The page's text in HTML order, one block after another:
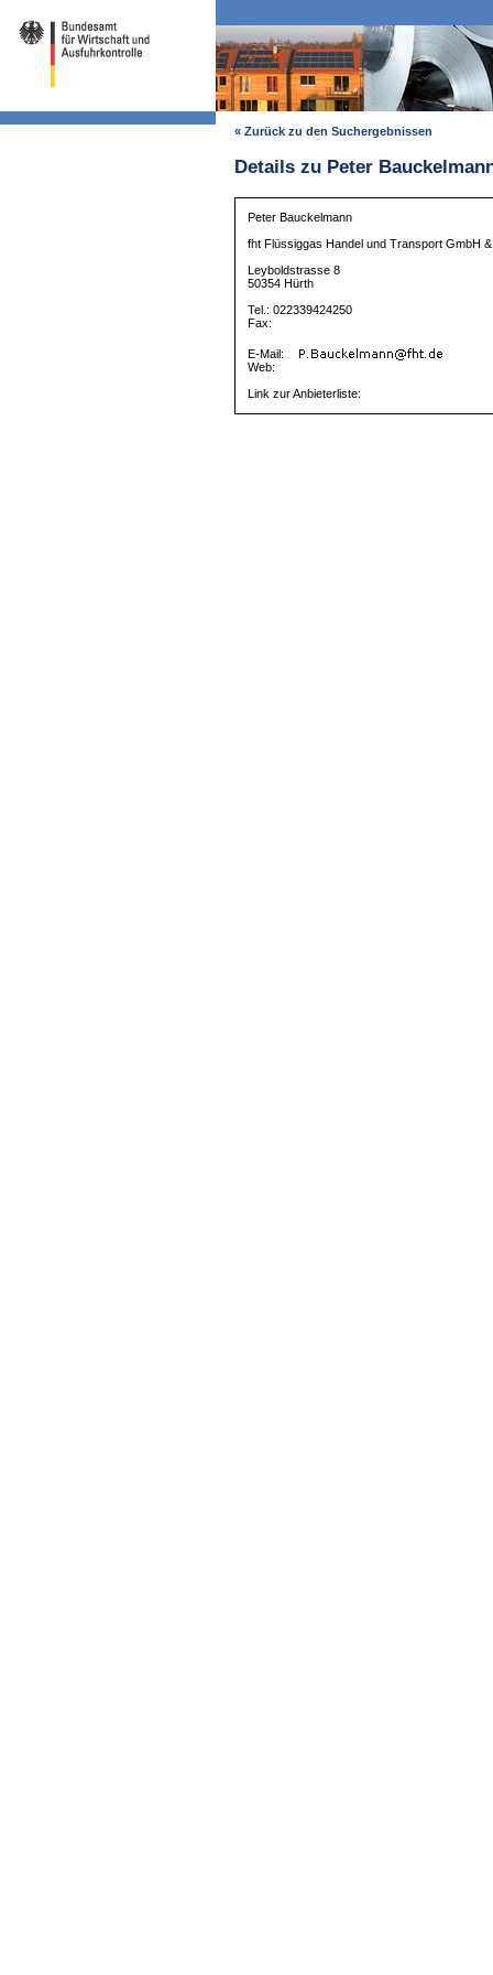
« Zurück zu den Suchergebnissen
Details zu Peter
Peter Bauckelmann
fht Flüssiggas Handel und Transport GmbH
Leyboldstrasse 8
50354 Hürth
Tel.: 022339424250
Fax:
E-Mail:
Web:
Link zur Anbieterliste: